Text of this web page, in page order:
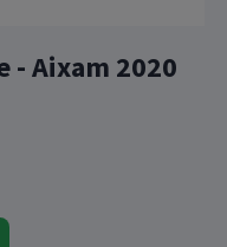
Aixam 2020